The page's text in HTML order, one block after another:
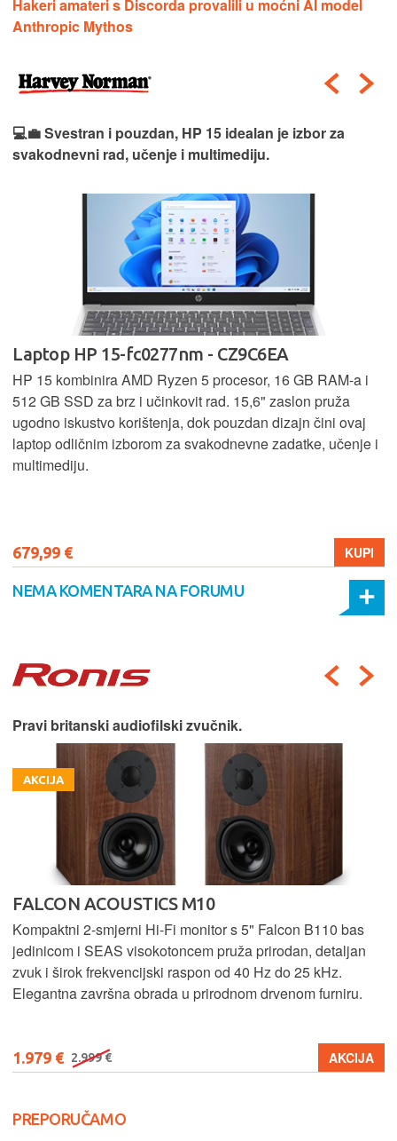
Hakeri amateri s Discorda provalili u moćni AI model
Anthropic Mythos
💻💼 Svestran i pouzdan, HP 15 idealan je izbor za
svakodnevni rad, učenje i multimediju.
Laptop HP 15-fc0277nm - CZ9C6EA
HP 15 kombinira AMD Ryzen 5 procesor, 16 GB RAM-a i
512 GB SSD za brz i učinkovit rad. 15,6" zaslon pruža
ugodno iskustvo korištenja, dok pouzdan dizajn čini ovaj
laptop odličnim izborom za svakodnevne zadatke, učenje i
multimediju.
679,99 € KUPI
NEMA KOMENTARA NA FORUMU
Pravi britanski audiofilski zvučnik.
AKCIJA
FALCON ACOUSTICS M10
Kompaktni 2-smjerni Hi-Fi monitor s 5" Falcon B110 bas
jedinicom i SEAS visokotoncem pruža prirodan, detaljan
zvuk i širok frekvencijski raspon od 40 Hz do 25 kHz.
Elegantna završna obrada u prirodnom drvenom furniru.
1.979 € 2.999 € AKCIJA
PREPORUČAMO